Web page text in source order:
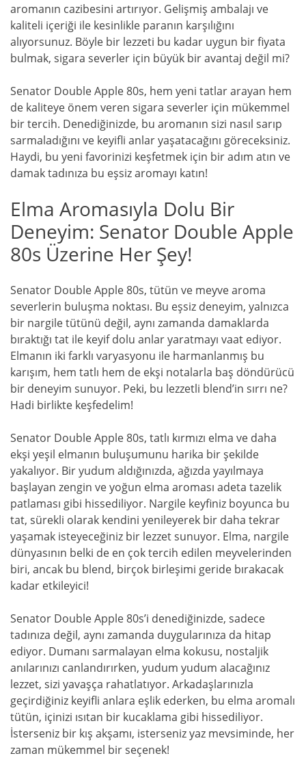
aromanın cazibesini artırıyor. Gelişmiş ambalajı ve
kaliteli içeriği ile kesinlikle paranın karşılığını
alıyorsunuz. Böyle bir lezzeti bu kadar uygun bir fiyata
bulmak, sigara severler için büyük bir avantaj değil mi?
Senator Double Apple 80s, hem yeni tatlar arayan hem
de kaliteye önem veren sigara severler için mükemmel
bir tercih. Denediğinizde, bu aromanın sizi nasıl sarıp
sarmaladığını ve keyifli anlar yaşatacağını göreceksiniz.
Haydi, bu yeni favorinizi keşfetmek için bir adım atın ve
damak tadınıza bu eşsiz aromayı katın!
Elma Aromasıyla Dolu Bir
Deneyim: Senator Double Apple
80s Üzerine Her Şey!
Senator Double Apple 80s, tütün ve meyve aroma
severlerin buluşma noktası. Bu eşsiz deneyim, yalnızca
bir nargile tütünü değil, aynı zamanda damaklarda
bıraktığı tat ile keyif dolu anlar yaratmayı vaat ediyor.
Elmanın iki farklı varyasyonu ile harmanlanmış bu
karışım, hem tatlı hem de ekşi notalarla baş döndürücü
bir deneyim sunuyor. Peki, bu lezzetli blend’in sırrı ne?
Hadi birlikte keşfedelim!
Senator Double Apple 80s, tatlı kırmızı elma ve daha
ekşi yeşil elmanın buluşumunu harika bir şekilde
yakalıyor. Bir yudum aldığınızda, ağızda yayılmaya
başlayan zengin ve yoğun elma aroması adeta tazelik
patlaması gibi hissediliyor. Nargile keyfiniz boyunca bu
tat, sürekli olarak kendini yenileyerek bir daha tekrar
yaşamak isteyeceğiniz bir lezzet sunuyor. Elma, nargile
dünyasının belki de en çok tercih edilen meyvelerinden
biri, ancak bu blend, birçok birleşimi geride bırakacak
kadar etkileyici!
Senator Double Apple 80s’i denediğinizde, sadece
tadınıza değil, aynı zamanda duygularınıza da hitap
ediyor. Dumanı sarmalayan elma kokusu, nostaljik
anılarınızı canlandırırken, yudum yudum alacağınız
lezzet, sizi yavaşça rahatlatıyor. Arkadaşlarınızla
geçirdiğiniz keyifli anlara eşlik ederken, bu elma aromalı
tütün, içinizi ısıtan bir kucaklama gibi hissediliyor.
İsterseniz bir kış akşamı, isterseniz yaz mevsiminde, her
zaman mükemmel bir seçenek!